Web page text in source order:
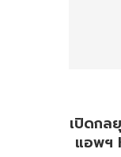
เปิดกล
แอพฯ